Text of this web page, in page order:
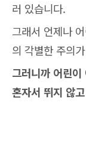
러 있습니다.
그래서 언제나
의 각별한 주의
그러니까 어린
혼자서 뛰지 않